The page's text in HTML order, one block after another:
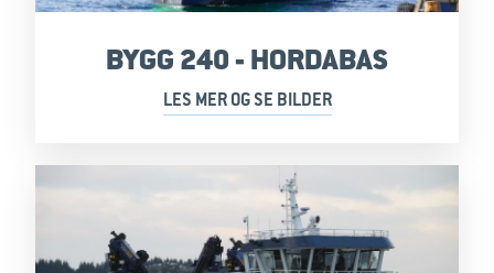
BYGG 240 - HORDABAS
LES MER OG SE BILDER